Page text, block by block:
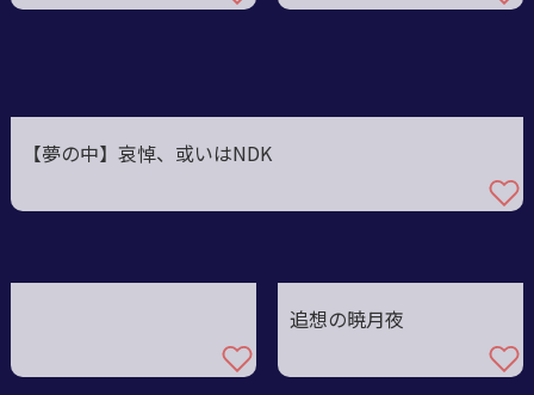
【夢の中】哀悼、或いはNDK
追想の暁月夜